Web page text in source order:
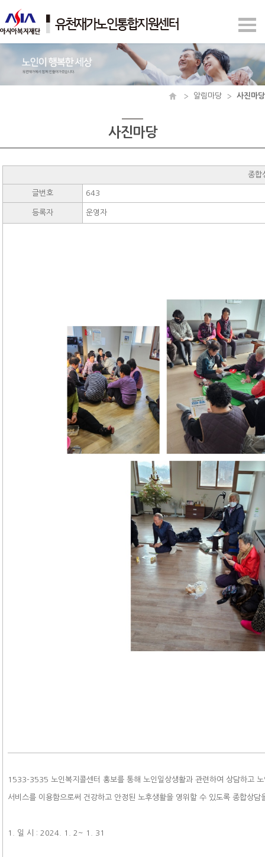
알림마당 사진마당
사진마당
종합
글번호 643
등록자 운영자
1533-3535 노인복지콜센터 홍보를 통해 노인일상생활과 관련하여 상담하고
서비스를 이용함으로써 건강하고 안정된 노후생활을 영위할 수 있도록 종합상담
1. 일 시 : 2024. 1. 2~ 1. 31